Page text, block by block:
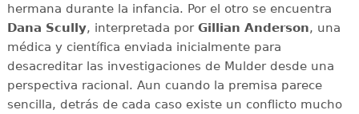
hermana durante la infancia. Por el otro se encuentra
Dana Scully, interpretada por Gillian Anderson, una
médica y científica enviada inicialmente para
desacreditar las investigaciones de Mulder desde una
perspectiva racional. Aun cuando la premisa parece
sencilla, detrás de cada caso existe un conflicto mucho